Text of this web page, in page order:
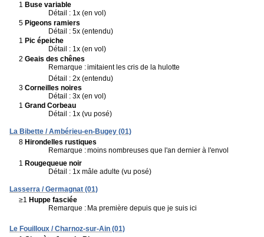
1 Buse variable
Détail : 1x (en vol)
5 Pigeons ramiers
Détail : 5x (entendu)
1 Pic épeiche
Détail : 1x (en vol)
2 Geais des chênes
Remarque :imitaient les cris de la hulotte
Détail : 2x (entendu)
3 Corneilles noires
Détail : 3x (en vol)
1 Grand Corbeau
Détail : 1x (vu posé)
La Bibette / Ambérieu-en-Bugey (01)
8 Hirondelles rustiques
Remarque :moins nombreuses que l'an dernier à l'envol
1 Rougequeue noir
Détail : 1x mâle adulte (vu posé)
Lasserra / Germagnat (01)
≥1 Huppe fasciée
Remarque : Ma première depuis que je suis ici
Le Fouilloux / Charnoz-sur-Ain (01)